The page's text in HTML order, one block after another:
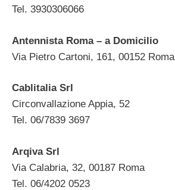
Tel. 3930306066
Antennista Roma – a Domicilio
Via Pietro Cartoni, 161, 00152 Roma
Cablitalia Srl
Circonvallazione Appia, 52
Tel. 06/7839 3697 ‎
Arqiva Srl
Via Calabria, 32, 00187 Roma
Tel. 06/4202 0523 ‎